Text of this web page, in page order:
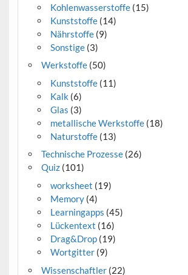
Kohlenwasserstoffe(15)
Kunststoffe(14)
Nährstoffe(9)
Sonstige(3)
Werkstoffe(50)
Kunststoffe(11)
Kalk (6)
Glas (3)
metallische Werkstoffe(18)
Naturstoffe(13)
Technische Prozesse(26)
Quiz(101)
worksheet (19)
Memory(4)
Learningapps (45)
Lückentext (16)
Drag&Drop(19)
Wortgitter(9)
Wissenschaftler(22)